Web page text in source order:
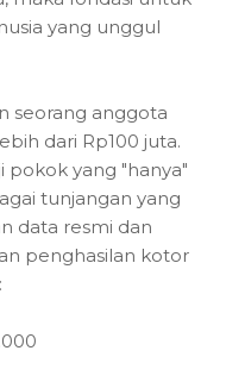
yang unggul
seorang anggota
dari Rp100 juta.
pokok yang "hanya"
tunjangan yang
data resmi dan
penghasilan kotor